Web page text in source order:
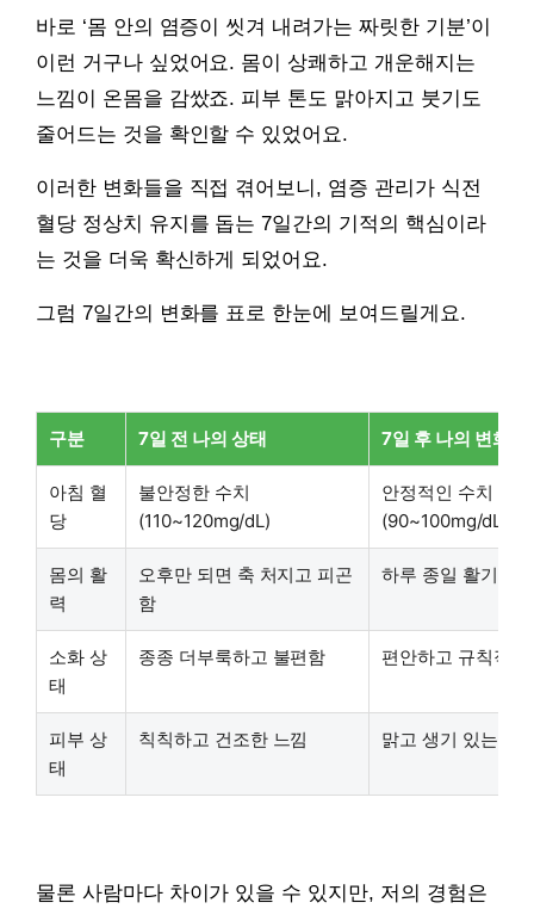
바로 ‘몸 안의 염증이 씻겨 내려가는 짜릿한 기분’이
이런 거구나 싶었어요. 몸이 상쾌하고 개운해지는
느낌이 온몸을 감쌌죠. 피부 톤도 맑아지고 붓기도
줄어드는 것을 확인할 수 있었어요.
이러한 변화들을 직접 겪어보니, 염증 관리가 식전
혈당 정상치 유지를 돕는 7일간의 기적의 핵심이라
는 것을 더욱 확신하게 되었어요.
그럼 7일간의 변화를 표로 한눈에 보여드릴게요.
구분 7일 전 나의 상태 7일 후 나의 변화
아침 혈
당
불안정한 수치
(110~120mg/dL)
안정적인 수치
(90~100mg/dL)
몸의 활
력
오후만 되면 축 처지고 피곤
함
하루 종일 활기차
소화 상
태
종종 더부룩하고 불편함 편안하고 규칙적인
피부 상
태
칙칙하고 건조한 느낌 맑고 생기 있는 피
물론 사람마다 차이가 있을 수 있지만, 저의 경험은